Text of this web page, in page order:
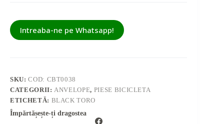
Intreaba-ne pe Whatsapp!
SKU:COD: CBT0038
CATEGORII: ANVELOPE, PIESE BICICLETA
ETICHETĂ: BLACK TORO
Împărtășește-ți dragostea